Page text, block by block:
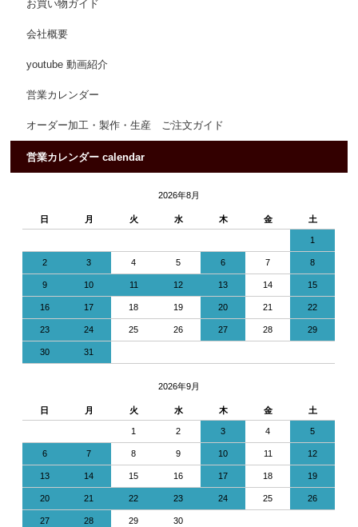
お買い物ガイド
会社概要
youtube 動画紹介
営業カレンダー
オーダー加工・製作・生産 ご注文ガイド
営業カレンダー calendar
2026年8月
日 月 火 水 木 金 土
1
2 3 4 5 6 7 8
9 10 11 12 13 14 15
16 17 18 19 20 21 22
23 24 25 26 27 28 29
30 31
2026年9月
日 月 火 水 木 金 土
1 2 3 4 5
6 7 8 9 10 11 12
13 14 15 16 17 18 19
20 21 22 23 24 25 26
27 28 29 30